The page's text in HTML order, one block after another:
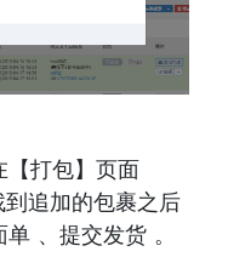
打包】页面
到追加的包裹之后
、提交发货 。